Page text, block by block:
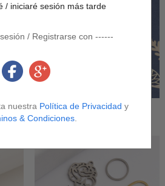
Cabochons
/ iniciaré sesión más tarde
/ Registrarse con ------
nuestra Política de Privacidad y
& Condiciones